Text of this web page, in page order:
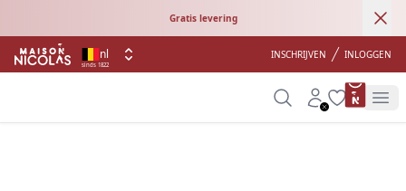
Gratis levering
sinds 1822
nl INSCHRIJVEN INLOGGEN
SearchAccount
Wishlist